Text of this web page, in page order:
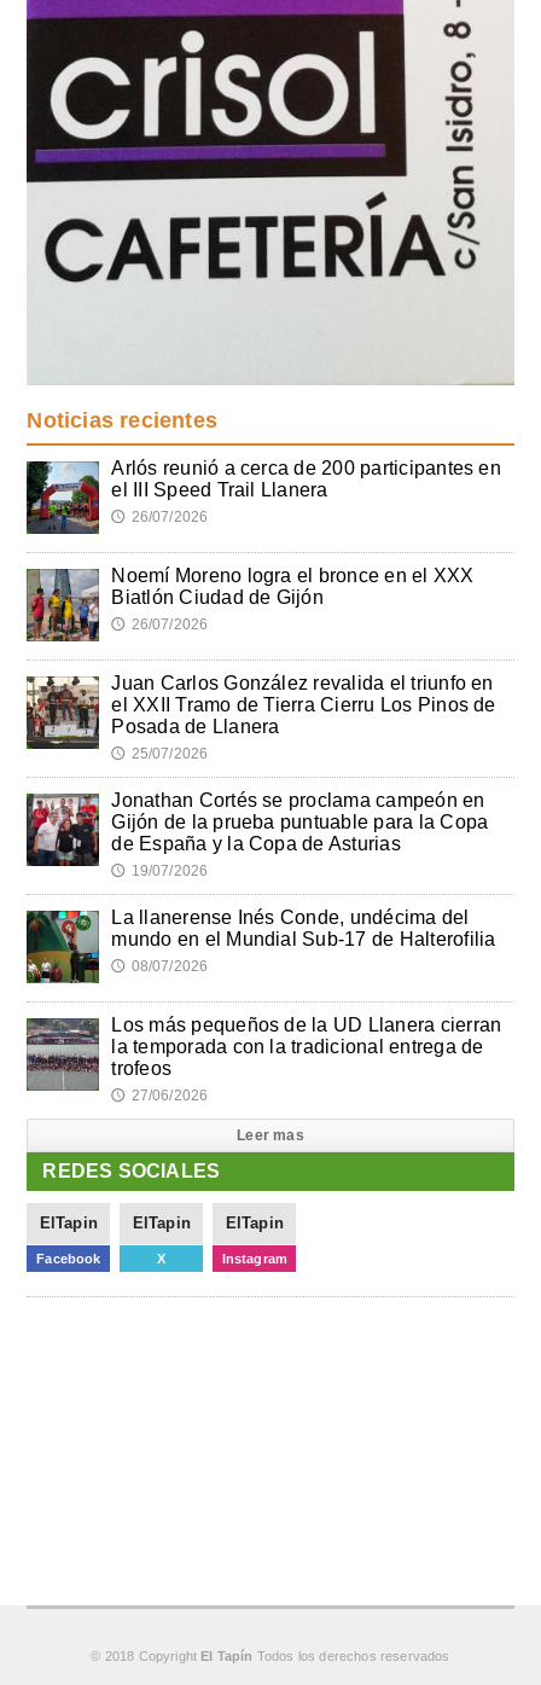
Noticias recientes
Arlós reunió a cerca de 200 participantes en
el III Speed Trail Llanera
🕔 26/07/2026
Noemí Moreno logra el bronce en el XXX
Biatlón Ciudad de Gijón
🕔 26/07/2026
Juan Carlos González revalida el triunfo en
el XXII Tramo de Tierra Cierru Los Pinos de
Posada de Llanera
🕔 25/07/2026
Jonathan Cortés se proclama campeón en
Gijón de la prueba puntuable para la Copa
de España y la Copa de Asturias
🕔 19/07/2026
La llanerense Inés Conde, undécima del
mundo en el Mundial Sub-17 de Halterofilia
🕔 08/07/2026
Los más pequeños de la UD Llanera cierran
la temporada con la tradicional entrega de
trofeos
🕔 27/06/2026
Leer mas
REDES SOCIALES
ElTapin
Facebook
ElTapin
X
ElTapin
Instagram
© 2018 Copyright El Tapín Todos los derechos reservados